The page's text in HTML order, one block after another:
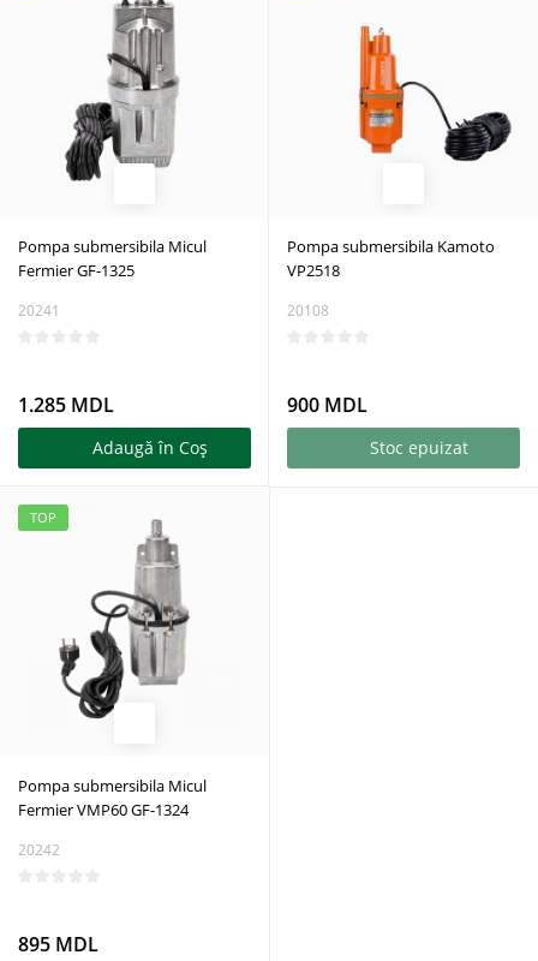
Pompa submersibila Micul
Fermier GF-1325
20241
1.285 MDL
Adaugă în Coş
Pompa submersibila Kamoto
VP2518
20108
900 MDL
Stoc epuizat
TOP
Pompa submersibila Micul
Fermier VMP60 GF-1324
20242
895 MDL